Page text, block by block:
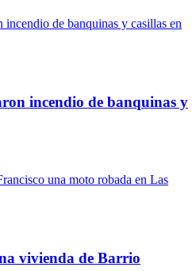
incendio de banquinas y
vivienda de Barrio